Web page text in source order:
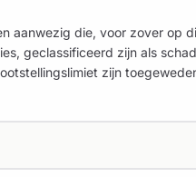
aanwezig die, voor zover op
geclassificeerd zijn als
zijn